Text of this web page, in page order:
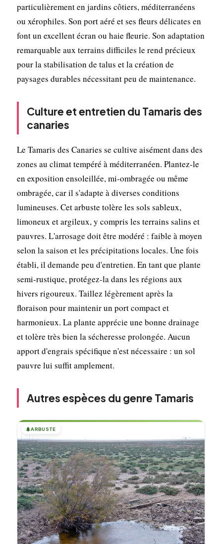
particulièrement en jardins côtiers, méditerranéens
ou xérophiles. Son port aéré et ses fleurs délicates en
font un excellent écran ou haie fleurie. Son adaptation
remarquable aux terrains difficiles le rend précieux
pour la stabilisation de talus et la création de
paysages durables nécessitant peu de maintenance.
Culture et entretien du Tamaris des
canaries
Le Tamaris des Canaries se cultive aisément dans des
zones au climat tempéré à méditerranéen. Plantez-le
en exposition ensoleillée, mi-ombragée ou même
ombragée, car il s'adapte à diverses conditions
lumineuses. Cet arbuste tolère les sols sableux,
limoneux et argileux, y compris les terrains salins et
pauvres. L'arrosage doit être modéré : faible à moyen
selon la saison et les précipitations locales. Une fois
établi, il demande peu d'entretien. En tant que plante
semi-rustique, protégez-la dans les régions aux
hivers rigoureux. Taillez légèrement après la
floraison pour maintenir un port compact et
harmonieux. La plante apprécie une bonne drainage
et tolère très bien la sécheresse prolongée. Aucun
apport d'engrais spécifique n'est nécessaire : un sol
pauvre lui suffit amplement.
Autres espèces du genre Tamaris
🌲ARBUSTE